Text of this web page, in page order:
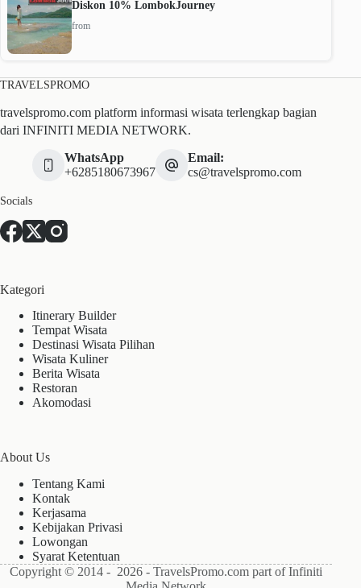
Diskon 10% LombokJourney
from
TRAVELSPROMO
travelspromo.com platform informasi wisata terlengkap bagian
dari INFINITI MEDIA NETWORK.
WhatsApp
+6285180673967
Email:
cs@travelspromo.com
Socials
Kategori
Itinerary Builder
Tempat Wisata
Destinasi Wisata Pilihan
Wisata Kuliner
Berita Wisata
Restoran
Akomodasi
About Us
Tentang Kami
Kontak
Kerjasama
Kebijakan Privasi
Lowongan
Syarat Ketentuan
Copyright © 2014 - 2026 - TravelsPromo.com part of Infiniti